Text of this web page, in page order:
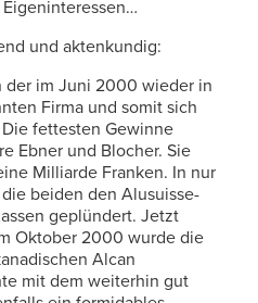
und aktenkundig:
der im Juni 2000 wieder in
Firma und somit sich
fettesten Gewinne
Ebner und Blocher. Sie
Milliarde Franken. In nur
beiden den Alusuisse-
geplündert. Jetzt
Oktober 2000 wurde die
Alcan
mit dem weiterhin gut